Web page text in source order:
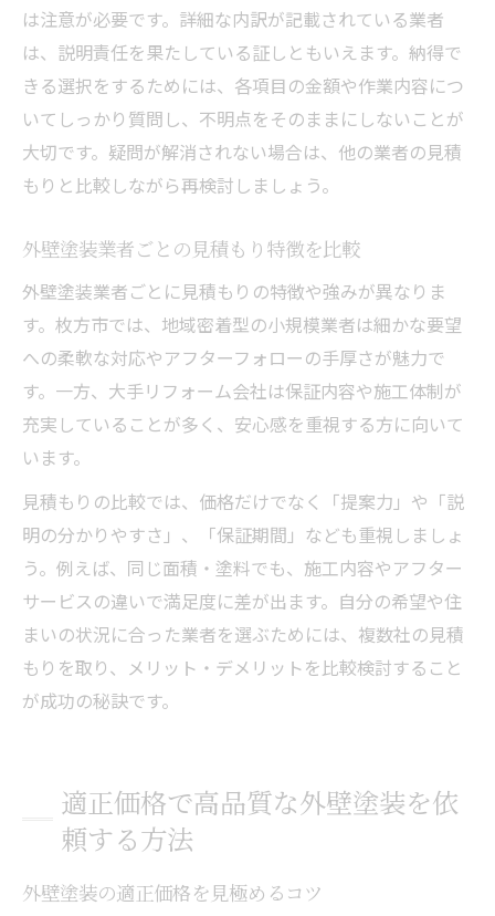
は注意が必要です。詳細な内訳が記載されている業者
は、説明責任を果たしている証しともいえます。納得で
きる選択をするためには、各項目の金額や作業内容につ
いてしっかり質問し、不明点をそのままにしないことが
大切です。疑問が解消されない場合は、他の業者の見積
もりと比較しながら再検討しましょう。
外壁塗装業者ごとの見積もり特徴を比較
外壁塗装業者ごとに見積もりの特徴や強みが異なりま
す。枚方市では、地域密着型の小規模業者は細かな要望
への柔軟な対応やアフターフォローの手厚さが魅力で
す。一方、大手リフォーム会社は保証内容や施工体制が
充実していることが多く、安心感を重視する方に向いて
います。
見積もりの比較では、価格だけでなく「提案力」や「説
明の分かりやすさ」、「保証期間」なども重視しましょ
う。例えば、同じ面積・塗料でも、施工内容やアフター
サービスの違いで満足度に差が出ます。自分の希望や住
まいの状況に合った業者を選ぶためには、複数社の見積
もりを取り、メリット・デメリットを比較検討すること
が成功の秘訣です。
適正価格で高品質な外壁塗装を依
頼する方法
外壁塗装の適正価格を見極めるコツ